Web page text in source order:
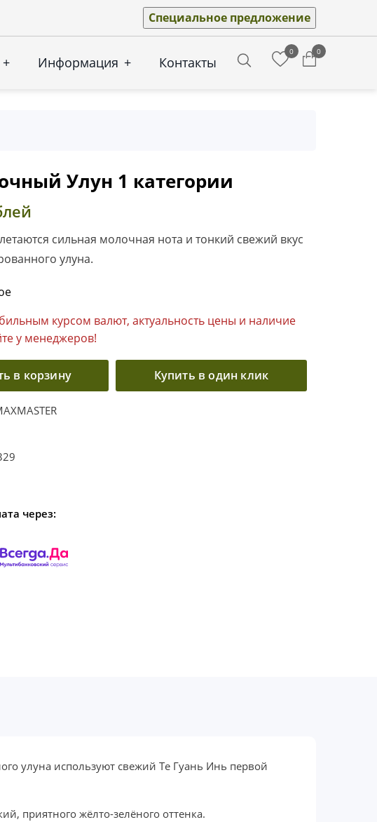
Специальное предложение
+ Информация + Контакты
0 0
Улун 1 категории
сильная молочная нота и тонкий свежий вкус
улуна.
курсом валют, актуальность цены и наличие
у менеджеров!
в корзину Купить в один клик
через:
улуна используют свежий Те Гуань Инь первой
приятного жёлто-зелёного оттенка.